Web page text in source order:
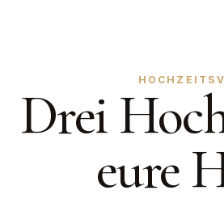
Drei
eure